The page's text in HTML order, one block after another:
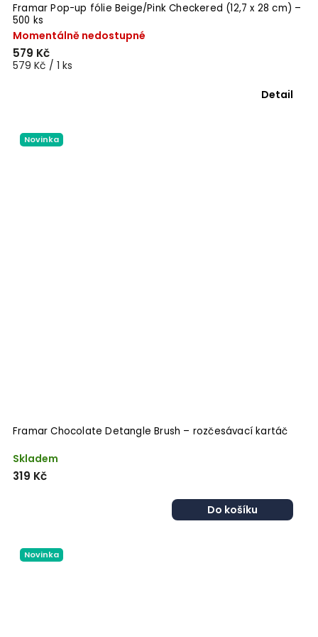
Framar Pop-up fólie Beige/Pink Checkered (12,7 x 28 cm) –
500 ks
Momentálně nedostupné
579 Kč
579 Kč / 1 ks
Detail
Novinka
Framar Chocolate Detangle Brush – rozčesávací kartáč
Skladem
319 Kč
Do košíku
Novinka